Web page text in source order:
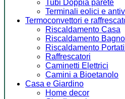
Tubi Doppia parete
Terminali eolici e
Termoconvettori e
Riscaldamento Casa
Riscaldamento Bagno
Riscaldamento
Raffrescatori
Caminetti Elettrici
Camini a Bioetanolo
Casa e Giardino
Home decor